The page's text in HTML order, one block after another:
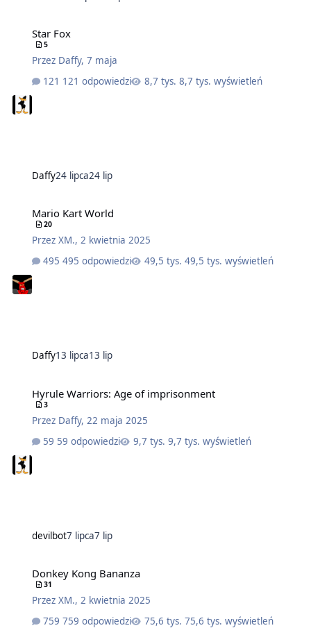
Star Fox
5
Przez Daffy, 7 maja
121 odpowiedzi
8,7 tys. wyświetleń
Daffy24 lipca24 lip
Mario Kart World
20
Przez XM., 2 kwietnia 2025
495 odpowiedzi
49,5 tys. wyświetleń
Daffy13 lipca13 lip
Hyrule Warriors: Age of imprisonment
3
Przez Daffy, 22 maja 2025
59 odpowiedzi
9,7 tys. wyświetleń
devilbot7 lipca7 lip
Donkey Kong Bananza
31
Przez XM., 2 kwietnia 2025
759 odpowiedzi
75,6 tys. wyświetleń